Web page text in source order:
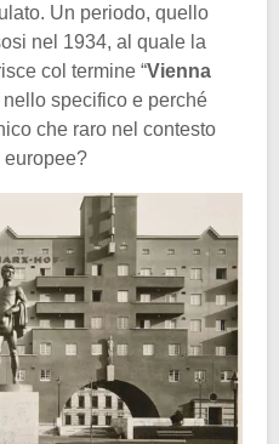
Un periodo, quello
nel 1934, al quale la
col termine “Vienna
nello specifico e perché
che raro nel contesto